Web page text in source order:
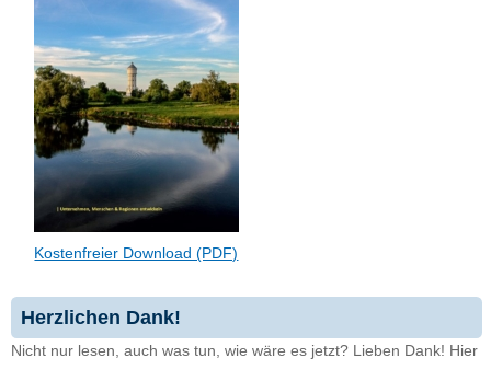
Kostenfreier Download (PDF)
Herzlichen Dank!
Nicht nur lesen, auch was tun, wie wäre es jetzt? Lieben Dank! Hier